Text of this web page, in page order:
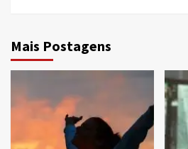
Mais Postagens